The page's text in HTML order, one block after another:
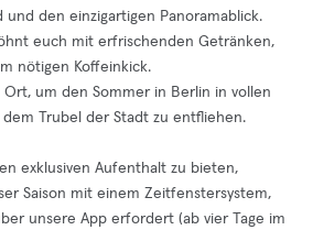
und den einzigartigen Panoramablick.
euch mit erfrischenden Getränken,
nötigen Koffeinkick.
Ort, um den Sommer in Berlin in vollen
Trubel der Stadt zu entfliehen.
exklusiven Aufenthalt zu bieten,
Saison mit einem Zeitfenstersystem,
unsere App erfordert (ab vier Tage im